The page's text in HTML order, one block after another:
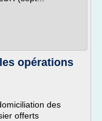
opérations
des
offerts